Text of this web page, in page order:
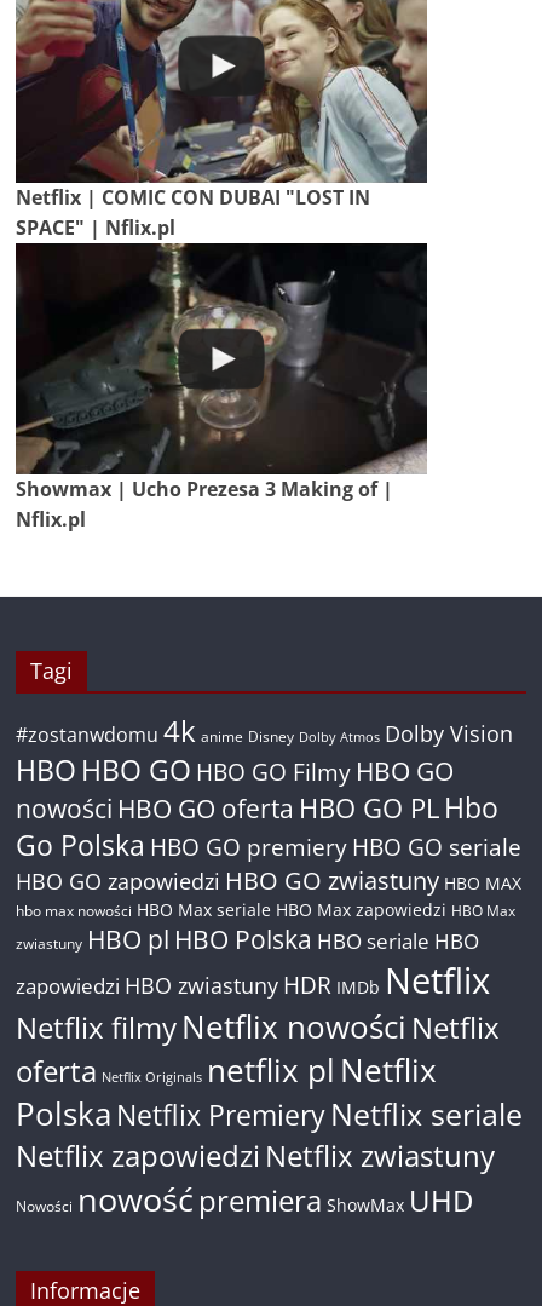
Netflix | COMIC CON DUBAI "LOST IN
SPACE" | Nflix.pl
Showmax | Ucho Prezesa 3 Making of |
Nflix.pl
Tagi
#zostanwdomu 4k anime Disney Dolby Atmos Dolby Vision
HBO HBO GO HBO GO Filmy HBO GO
nowości HBO GO oferta HBO GO PL Hbo
Go Polska HBO GO premiery HBO GO seriale
HBO GO zapowiedzi HBO GO zwiastuny HBO MAX
hbo max nowości HBO Max seriale HBO Max zapowiedzi HBO Max
zwiastuny HBO pl HBO Polska HBO seriale HBO
zapowiedzi HBO zwiastuny HDR IMDb Netflix
Netflix filmyNetflix nowości Netflix
oferta Netflix Originals netflix pl Netflix
Polska Netflix PremieryNetflix seriale
Netflix zapowiedzi Netflix zwiastuny
Nowości nowość premiera ShowMax UHD
Informacje